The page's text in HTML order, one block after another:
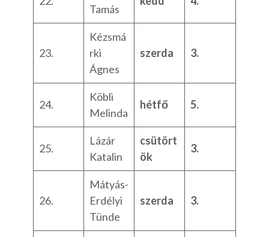
Tamás
23.
Kézsmá
rki
Ágnes
szerda 3.
24.
Köbli
Melinda
hétfő 5.
25.
Lázár
Katalin
csütört
ök
3.
26.
Mátyás-
Erdélyi
Tünde
szerda 3.